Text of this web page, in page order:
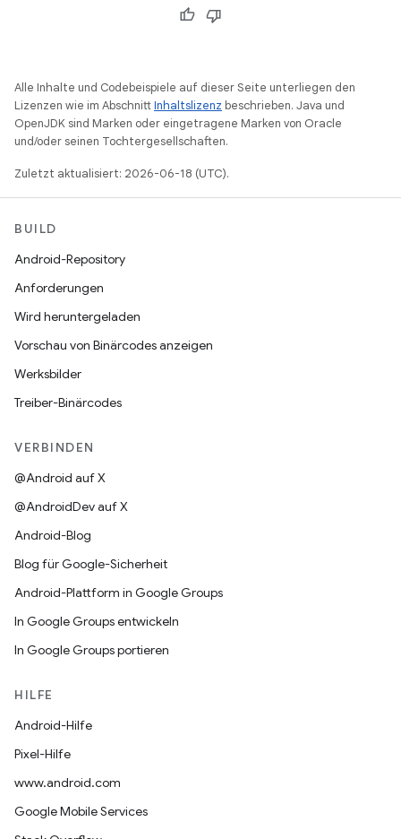
Alle Inhalte und Codebeispiele auf dieser Seite unterliegen den
Lizenzen wie im AbschnittInhaltslizenz beschrieben. Java und
OpenJDK sind Marken oder eingetragene Marken von Oracle
und/oder seinen Tochtergesellschaften.
Zuletzt aktualisiert: 2026-06-18 (UTC).
BUILD
Android-Repository
Anforderungen
Wird heruntergeladen
Vorschau von Binärcodes anzeigen
Werksbilder
Treiber-Binärcodes
VERBINDEN
@Android auf X
@AndroidDev auf X
Android-Blog
Blog für Google-Sicherheit
Android-Plattform in Google Groups
In Google Groups entwickeln
In Google Groups portieren
HILFE
Android-Hilfe
Pixel-Hilfe
www.android.com
Google Mobile Services